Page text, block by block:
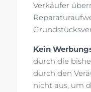
Verkäufer
Kein
durch die
durch den
nicht aus, um